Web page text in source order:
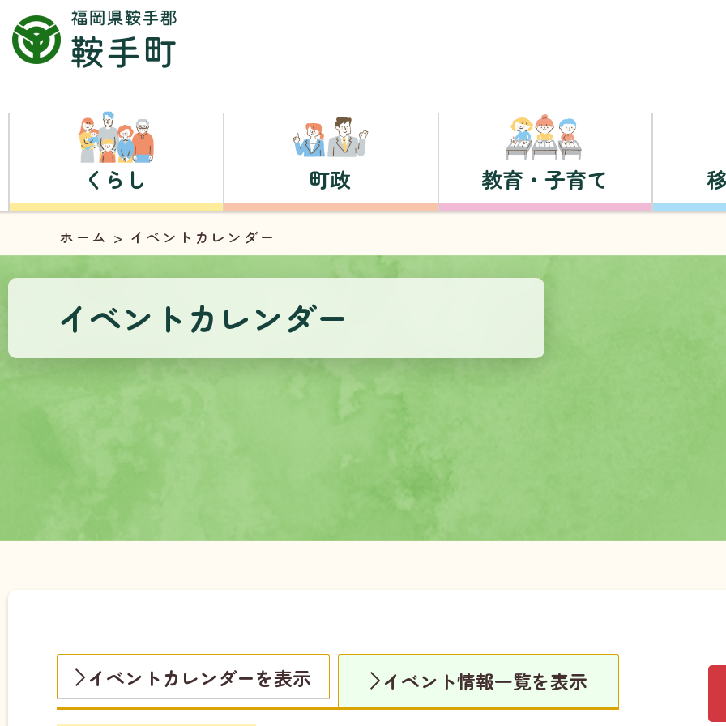
くらし 町政 教育・子育て
ホーム > イベントカレンダー
イベントカレンダー
イベントカレンダーを表示 イベント情報一覧を表示